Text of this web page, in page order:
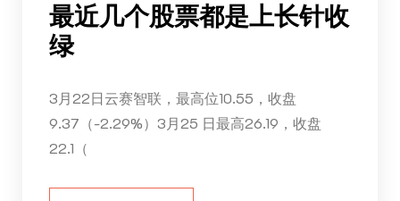
最近几个股票都是上长针收
绿
3月22日云赛智联，最高位10.55，收盘
9.37（-2.29%）3月25 日最高26.19，收盘
22.1（